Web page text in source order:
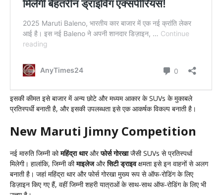
इसकी कीमत इसे बाजार में अन्य छोटे और मध्यम आकार के SUVs के मुकाबले
प्रतिस्पर्धी बनाती है, और इसकी उपलब्धता इसे एक आकर्षक विकल्प बनाती है।
New Maruti Jimny Competition
नई मारुति जिम्नी कोमहिंद्रा थारऔरफोर्स गोरखाजैसी SUVs से प्रतिस्पर्धा
मिलेगी। हालांकि, जिम्नी कीमाइलेजऔरसिटी ड्राइवक्षमता इसे इन वाहनों से अलग
बनाती है। जहां महिंद्रा थार और फोर्स गोरखा मुख्य रूप से ऑफ-रोडिंग के लिए
डिज़ाइन किए गए हैं, वहीं जिम्नी शहरी यात्राओं के साथ-साथ ऑफ-रोडिंग के लिए भी